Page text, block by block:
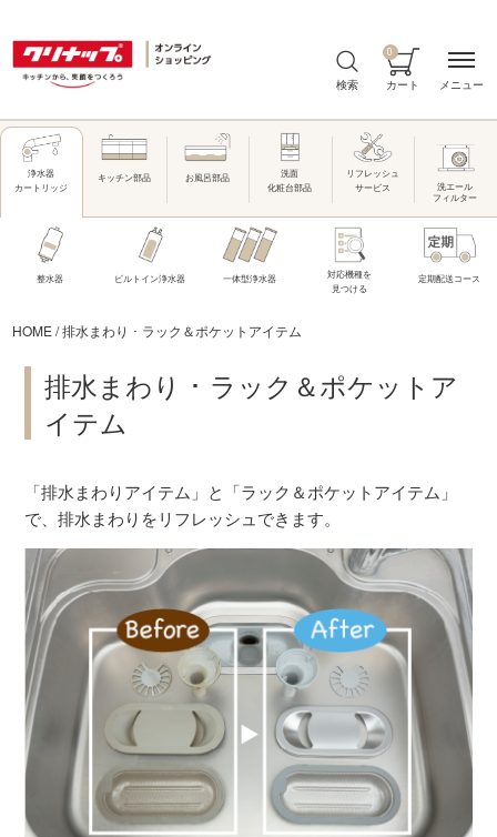
検索 カート
0
浄水器
カートリッジ
キッチン部品 お風呂部品
洗面
化粧台部品
リフレッシュ
サービス
洗エール
フィルター
整水器 ビルトイン浄水器 一体型浄水器
対応機種を
見つける
定期配送コース
HOME/排水まわり ･ ラック＆ポケットアイテム
排水まわり ･ ラック＆ポケットア
イテム
「排水まわりアイテム」と「ラック＆ポケットアイテム」
で、排水まわりをリフレッシュできます。
メニュー